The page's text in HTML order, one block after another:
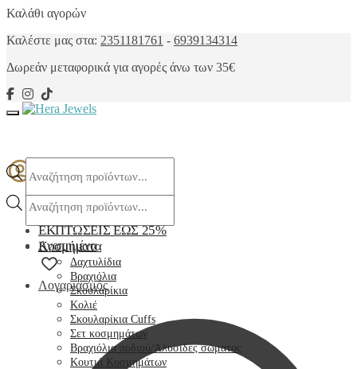
Skip
navigation
Skip
content
Καλάθι αγορών
Καλέστε μας στα: 2351181761 - 6939134314
Δωρεάν μεταφορικά για αγορές άνω των 35€
Products
search
Αγαπημένα
Λογαριασμός
Products
search
ΕΚΠΤΩΣΕΙΣ ΕΩΣ 25%
Κοσμήματα
Δαχτυλίδια
Βραχιόλια
Σκουλαρίκια
Κολιέ
Σκουλαρίκια Cuffs
Σετ κοσμημάτων
Βραχιόλια ποδιού/Αλυσίδες σώματος
Κουτιά Κοσμημάτων